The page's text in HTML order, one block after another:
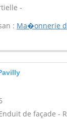
-
: Ma�onnerie
de façade -